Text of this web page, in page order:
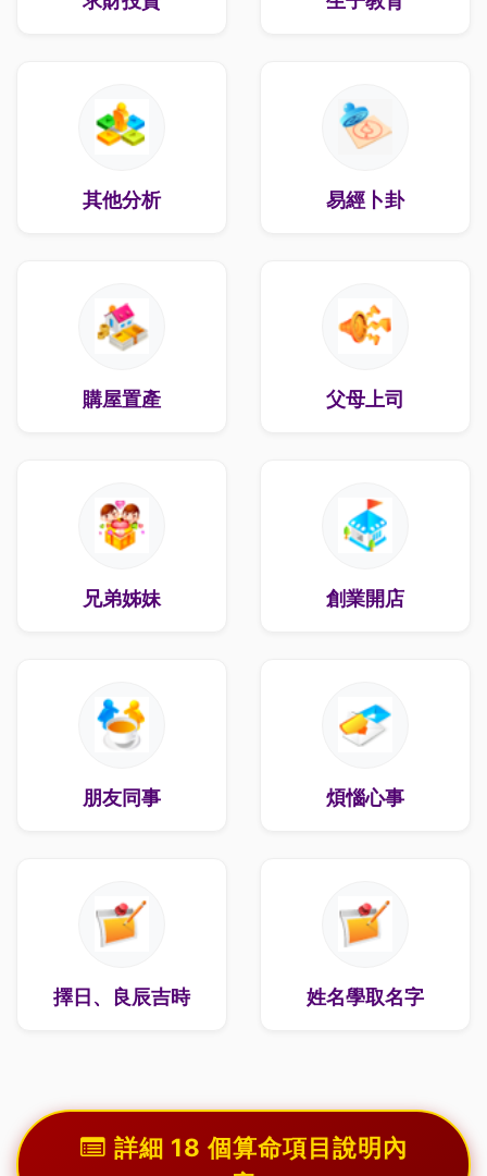
其他分析 易經卜卦
購屋置產 父母上司
兄弟姊妹 創業開店
朋友同事 煩惱心事
擇日、良辰吉時 姓名學取名字
詳細 18 個算命項目說明內